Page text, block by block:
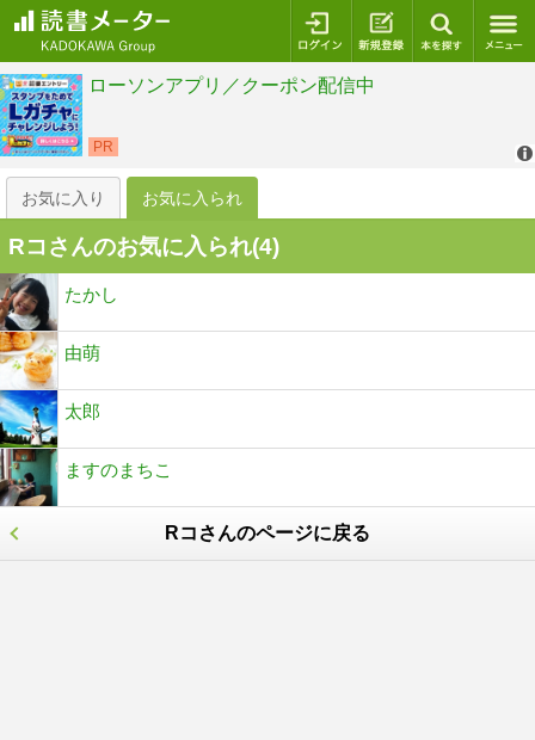
ログイン 新規登録
お気に入り お気に入られ
Rコさんのお気に入られ(4)
たかし
由萌
太郎
ますのまちこ
Rコさんのページに戻る